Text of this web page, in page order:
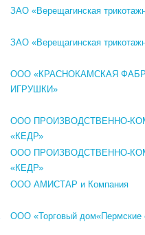
ЗАО «Верещагинская
ЗАО «Верещагинская
ООО «КРАСНОКАМСКАЯ
ИГРУШКИ»
ООО ПРОИЗВОДСТВЕННО-
«КЕДР»
ООО ПРОИЗВОДСТВЕННО-
«КЕДР»
ООО АМИСТАР и Компания
ООО «Торговый дом«Пермские